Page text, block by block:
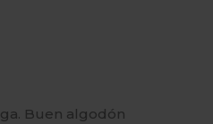
Buen algodón